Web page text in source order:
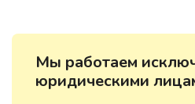
Мы работаем
юридическими